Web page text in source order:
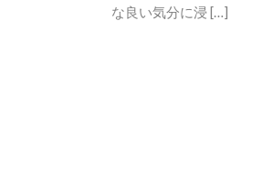
な良い気分に浸 […]